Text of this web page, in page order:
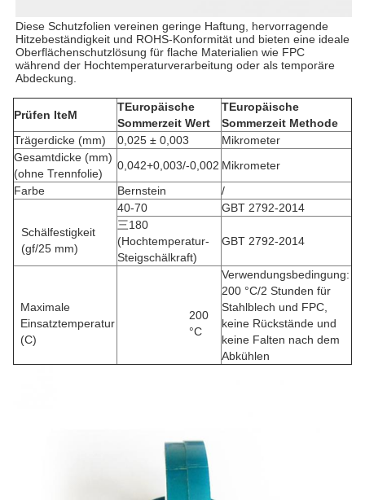
Diese Schutzfolien vereinen geringe Haftung, hervorragende
Hitzebeständigkeit und ROHS-Konformität und bieten eine ideale
Oberflächenschutzlösung für flache Materialien wie FPC
während der Hochtemperaturverarbeitung oder als temporäre
Abdeckung.
Prüfen IteM
TEuropäische
Sommerzeit Wert
TEuropäische
Sommerzeit Methode
Trägerdicke (mm)
0,025 ± 0,003
Mikrometer
Gesamtdicke (mm)
(ohne Trennfolie)
0,042+0,003/-0,002 Mikrometer
Farbe
Bernstein /
Schälfestigkeit
(gf/25 mm)
40-70
GBT 2792-2014
三180
(Hochtemperatur-
Steigschälkraft)
GBT 2792-2014
Maximale
Einsatztemperatur
(C)
200
°C
Verwendungsbedingung:
200 °C/2 Stunden für
Stahlblech und FPC,
keine Rückstände und
keine Falten nach dem
Abkühlen